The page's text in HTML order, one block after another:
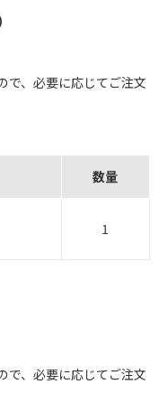
で、必要に応じてご注文
数量
1
で、必要に応じてご注文